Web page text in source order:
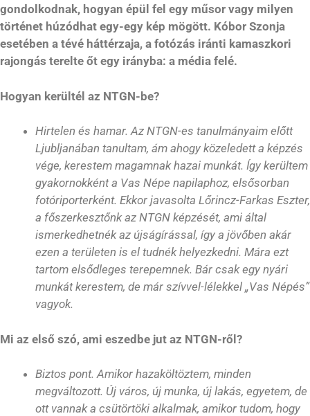
gondolkodnak, hogyan épül fel egy műsor vagy milyen
történet húzódhat egy-egy kép mögött. Kóbor Szonja
esetében a tévé háttérzaja, a fotózás iránti kamaszkori
rajongás terelte őt egy irányba: a média felé.
Hogyan kerültél az NTGN-be?
Hirtelen és hamar. Az NTGN-es tanulmányaim előtt
Ljubljanában tanultam, ám ahogy közeledett a képzés
vége, kerestem magamnak hazai munkát. Így kerültem
gyakornokként a Vas Népe napilaphoz, elsősorban
fotóriporterként. Ekkor javasolta Lőrincz-Farkas Eszter,
a főszerkesztőnk az NTGN képzését, ami által
ismerkedhetnék az újságírással, így a jövőben akár
ezen a területen is el tudnék helyezkedni. Mára ezt
tartom elsődleges terepemnek. Bár csak egy nyári
munkát kerestem, de már szívvel-lélekkel „Vas Népés”
vagyok.
Mi az első szó, ami eszedbe jut az NTGN-ről?
Biztos pont. Amikor hazaköltöztem, minden
megváltozott. Új város, új munka, új lakás, egyetem, de
ott vannak a csütörtöki alkalmak, amikor tudom, hogy